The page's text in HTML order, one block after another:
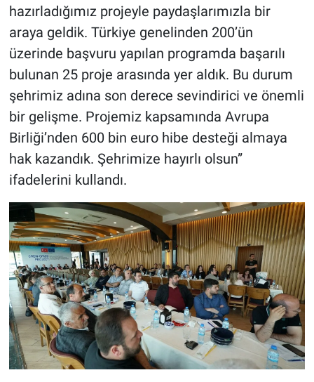
hazırladığımız projeyle paydaşlarımızla bir
araya geldik. Türkiye genelinden 200’ün
üzerinde başvuru yapılan programda başarılı
bulunan 25 proje arasında yer aldık. Bu durum
şehrimiz adına son derece sevindirici ve önemli
bir gelişme. Projemiz kapsamında Avrupa
Birliği’nden 600 bin euro hibe desteği almaya
hak kazandık. Şehrimize hayırlı olsun”
ifadelerini kullandı.